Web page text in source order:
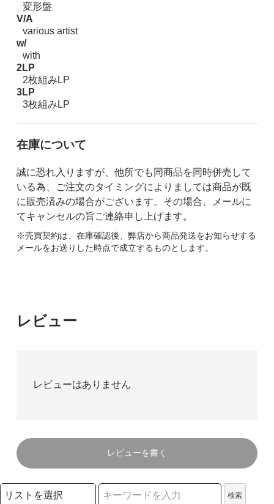
変形盤
V/A
various artist
w/
with
2LP
2枚組みLP
3LP
3枚組みLP
在庫について
誠に恐れ入りますが、他所でも同商品を同時併売して
いる為、ご注文のタイミングによりましては商品が既
に販売済みの場合がございます。その場合、メールに
てキャンセルの旨ご連絡申し上げます。
※売買契約は、在庫確認後、弊店から商品発送をお知らせする
メールをお送りした時点で成立するものとします。
レビュー
レビューはありません
レビューを書く
検索リストの選択
検索